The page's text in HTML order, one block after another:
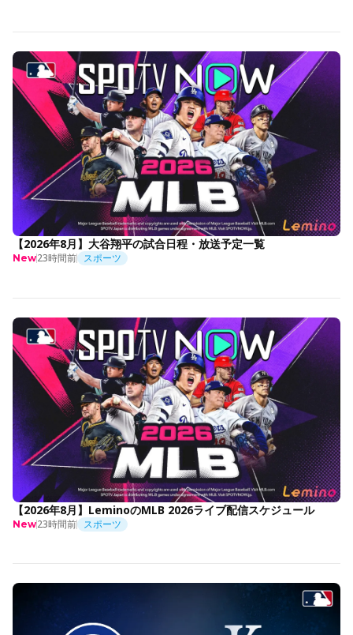
【2026年8月】大谷翔平の試合日程・放送予定一覧
New23時間前 スポーツ
【2026年8月】LeminoのMLB 2026ライブ配信スケジュール
New23時間前 スポーツ